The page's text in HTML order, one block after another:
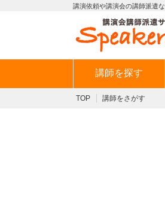
講演依頼や講演会の講師派遣
講師を探す
TOP 講師をさがす